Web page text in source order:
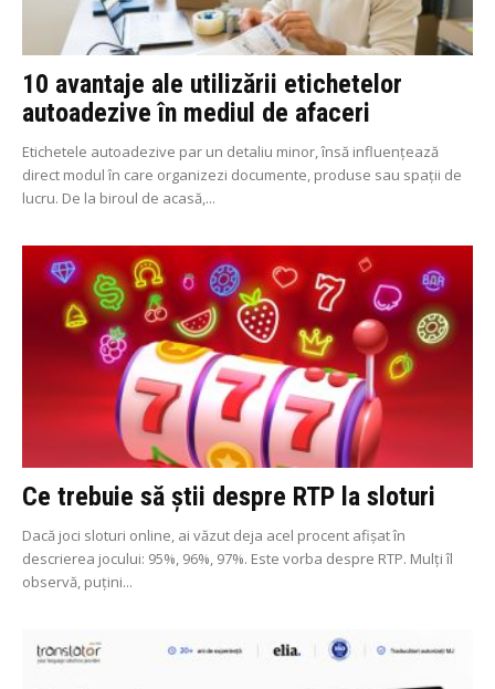
10 avantaje ale utilizării etichetelor
autoadezive în mediul de afaceri
Etichetele autoadezive par un detaliu minor, însă influențează
direct modul în care organizezi documente, produse sau spații de
lucru. De la biroul de acasă,...
Ce trebuie să știi despre RTP la sloturi
Dacă joci sloturi online, ai văzut deja acel procent afișat în
descrierea jocului: 95%, 96%, 97%. Este vorba despre RTP. Mulți îl
observă, puțini...